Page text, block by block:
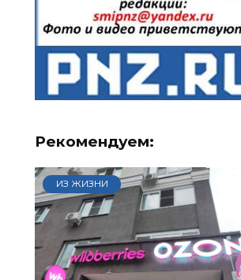
Рекомендуем:
ИЗ ЖИЗНИ